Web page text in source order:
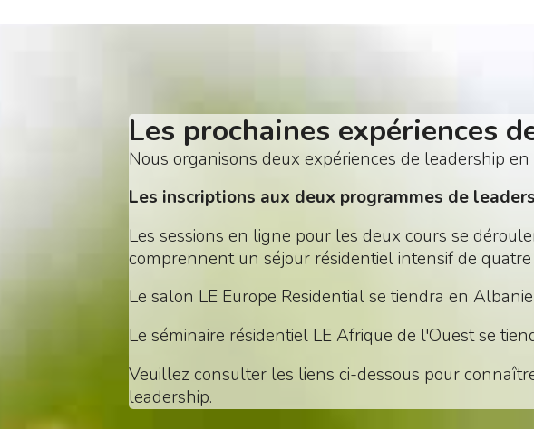
Les prochaines expériences
Nous organisons deux expériences de leadership
Les inscriptions aux deux programmes de
Les sessions en ligne pour les deux cours se
comprennent un séjour résidentiel intensif de quatre
Le salon LE Europe Residential se tiendra en
Le séminaire résidentiel LE Afrique de l'Ouest se
Veuillez consulter les liens ci-dessous pour
leadership.